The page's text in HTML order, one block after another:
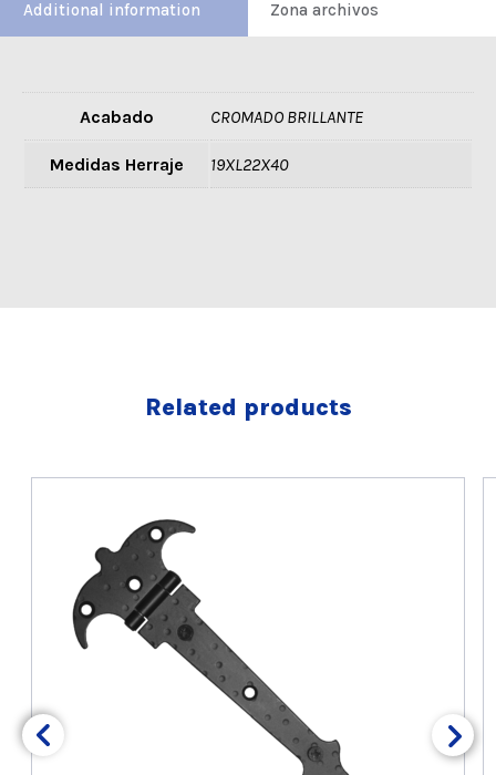
Additional information Zona archivos
Acabado CROMADO BRILLANTE
Medidas Herraje 19XL22X40
Related products